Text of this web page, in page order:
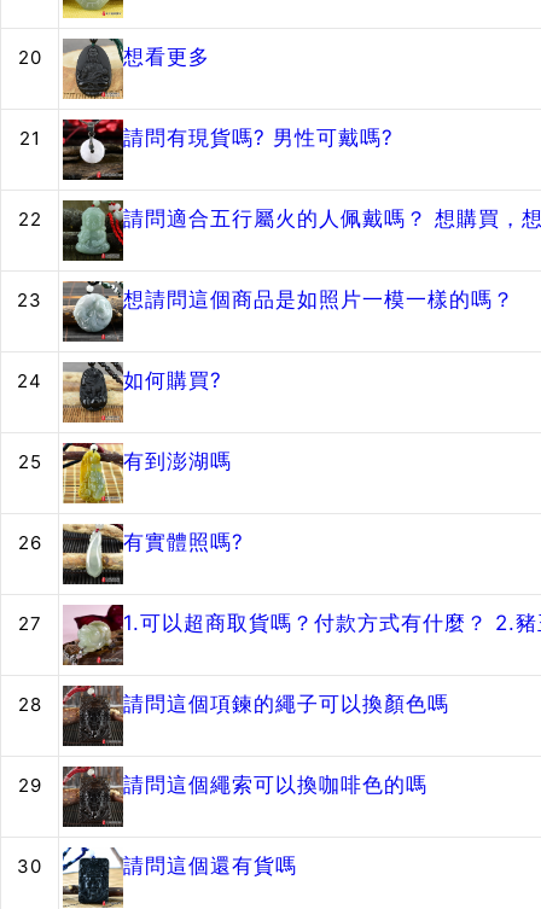
20 想看更多
21 請問有現貨嗎? 男性可戴嗎?
22 請問適合五行屬火的人佩戴嗎？ 想購買，
23 想請問這個商品是如照片一模一樣的嗎？
24 如何購買?
25 有到澎湖嗎
26 有實體照嗎?
27 1.可以超商取貨嗎？付款方式有什麼？ 2.
28 請問這個項鍊的繩子可以換顏色嗎
29 請問這個繩索可以換咖啡色的嗎
30 請問這個還有貨嗎